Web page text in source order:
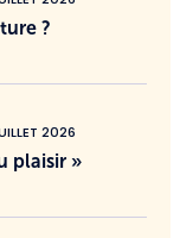
?
2026
plaisir »